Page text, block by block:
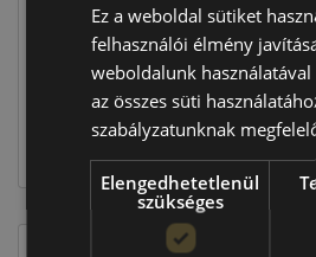
Ez a weboldal sütiket
felhasználói élmény
weboldalunk
az összes süti
szabályzatunknak
Elengedhetetlenül
szükséges